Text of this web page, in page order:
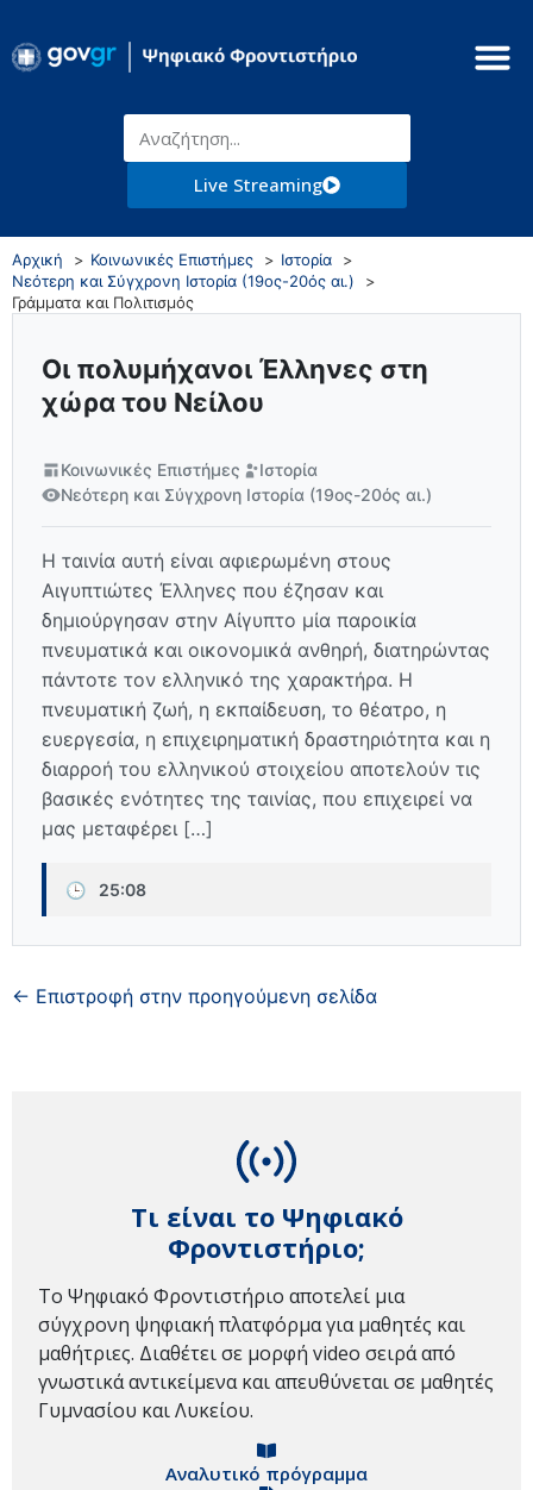
Live Streaming
Αρχική Κοινωνικές Επιστήμες
Ιστορία
Νεότερη και Σύγχρονη Ιστορία (19ος-20ός αι.)
Γράμματα και Πολιτισμός
Οι πολυμήχανοι Έλληνες στη
χώρα του Νείλου
Κοινωνικές Επιστήμες
Ιστορία
Νεότερη και Σύγχρονη Ιστορία (19ος-20ός αι.)
Η ταινία αυτή είναι αφιερωμένη στους
Αιγυπτιώτες Έλληνες που έζησαν και
δημιούργησαν στην Αίγυπτο μία παροικία
πνευματικά και οικονομικά ανθηρή, διατηρώντας
πάντοτε τον ελληνικό της χαρακτήρα. Η
πνευματική ζωή, η εκπαίδευση, το θέατρο, η
ευεργεσία, η επιχειρηματική δραστηριότητα και η
διαρροή του ελληνικού στοιχείου αποτελούν τις
βασικές ενότητες της ταινίας, που επιχειρεί να
μας μεταφέρει […]
🕒 25:08
← Επιστροφή στην προηγούμενη σελίδα
Τι είναι το Ψηφιακό
Φροντιστήριο;
Το Ψηφιακό Φροντιστήριο αποτελεί μια
σύγχρονη ψηφιακή πλατφόρμα για μαθητές και
μαθήτριες. Διαθέτει σε μορφή video σειρά από
γνωστικά αντικείμενα και απευθύνεται σε μαθητές
Γυμνασίου και Λυκείου.
Αναλυτικό πρόγραμμα